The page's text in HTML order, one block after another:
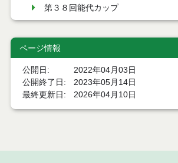
第３８回能代カップ
ページ情報
公開日
2022年04月03日
公開終了日
2023年05月14日
最終更新日
2026年04月10日